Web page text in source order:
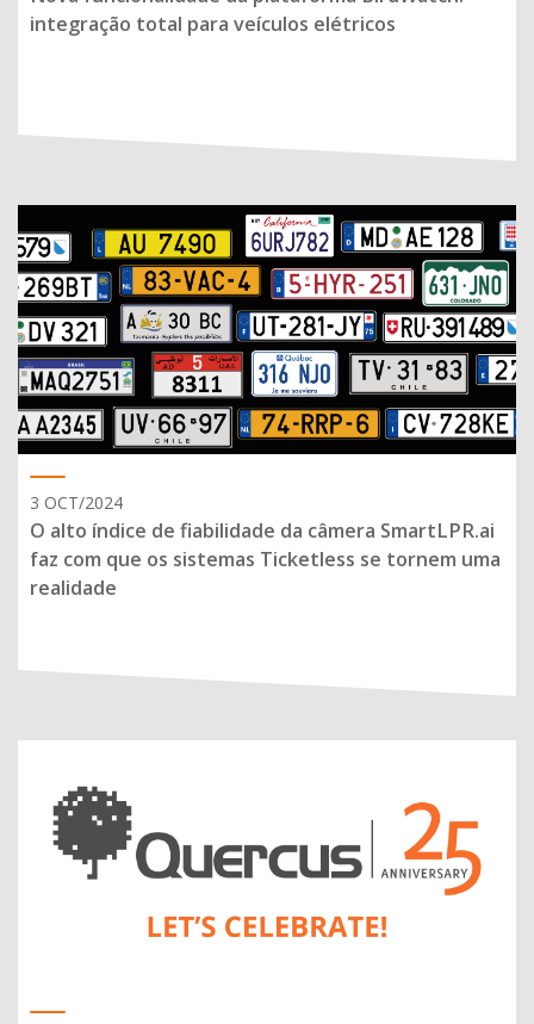
integração total para veículos elétricos
3 OCT/2024
O alto índice de fiabilidade da câmera SmartLPR.ai
faz com que os sistemas Ticketless se tornem uma
realidade